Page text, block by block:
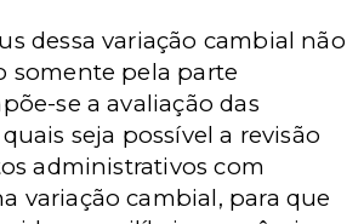
dessa variação cambial não
somente pela parte
se a avaliação das
seja possível a revisão
administrativos com
variação cambial, para que